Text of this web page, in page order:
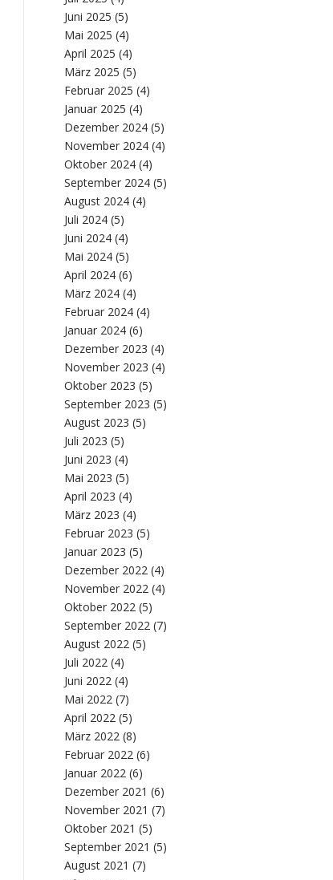
Juni 2025 (5)
Mai 2025 (4)
April 2025 (4)
März 2025 (5)
Februar 2025 (4)
Januar 2025 (4)
Dezember 2024 (5)
November 2024 (4)
Oktober 2024 (4)
September 2024 (5)
August 2024 (4)
Juli 2024 (5)
Juni 2024 (4)
Mai 2024 (5)
April 2024 (6)
März 2024 (4)
Februar 2024 (4)
Januar 2024 (6)
Dezember 2023 (4)
November 2023 (4)
Oktober 2023 (5)
September 2023 (5)
August 2023 (5)
Juli 2023 (5)
Juni 2023 (4)
Mai 2023 (5)
April 2023 (4)
März 2023 (4)
Februar 2023 (5)
Januar 2023 (5)
Dezember 2022 (4)
November 2022 (4)
Oktober 2022 (5)
September 2022 (7)
August 2022 (5)
Juli 2022 (4)
Juni 2022 (4)
Mai 2022 (7)
April 2022 (5)
März 2022 (8)
Februar 2022 (6)
Januar 2022 (6)
Dezember 2021 (6)
November 2021 (7)
Oktober 2021 (5)
September 2021 (5)
August 2021 (7)